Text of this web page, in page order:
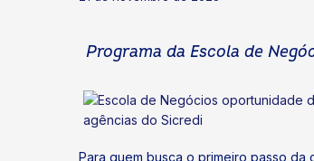
Programa da Escola de
Para quem busca o primeiro passo da